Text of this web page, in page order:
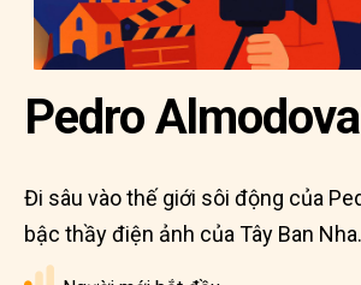
Pedro
Đi sâu vào thế giới sôi động của
bậc thầy điện ảnh của Tây Ban Nha.